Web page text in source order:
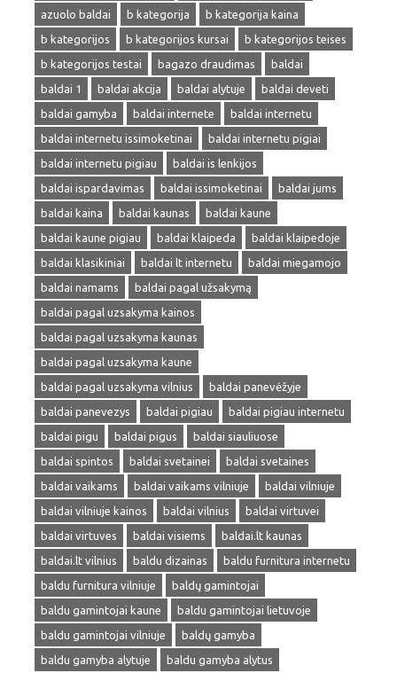
azuolo baldai
b kategorija
b kategorija kaina
b kategorijos
b kategorijos kursai
b kategorijos teises
b kategorijos testai
bagazo draudimas
baldai
baldai 1
baldai akcija baldai alytuje
baldai deveti
baldai gamyba
baldai internete
baldai internetu
baldai internetu issimoketinai
baldai internetu pigiai
baldai internetu pigiau
baldai is lenkijos
baldai ispardavimas
baldai issimoketinai
baldai jums
baldai kaina
baldai kaunas
baldai kaune
baldai kaune pigiau
baldai klaipeda
baldai klaipedoje
baldai klasikiniai
baldai lt internetu
baldai miegamojo
baldai namams
baldai pagal užsakymą
baldai pagal uzsakyma kainos
baldai pagal uzsakyma kaunas
baldai pagal uzsakyma kaune
baldai pagal uzsakyma vilnius
baldai panevėžyje
baldai panevezys
baldai pigiau
baldai pigiau internetu
baldai pigu
baldai pigus
baldai siauliuose
baldai spintos
baldai svetainei
baldai svetaines
baldai vaikams
baldai vaikams vilniuje
baldai vilniuje
baldai vilniuje kainos
baldai vilnius
baldai virtuvei
baldai virtuves
baldai visiems
baldai.lt kaunas
baldai.lt vilnius
baldu dizainas
baldu furnitura internetu
baldu furnitura vilniuje
baldų gamintojai
baldu gamintojai kaune
baldu gamintojai lietuvoje
baldu gamintojai vilniuje
baldų gamyba
baldu gamyba alytuje
baldu gamyba alytus